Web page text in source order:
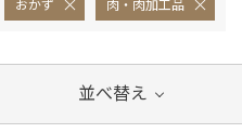
おかず 肉・肉加工品
並べ替え